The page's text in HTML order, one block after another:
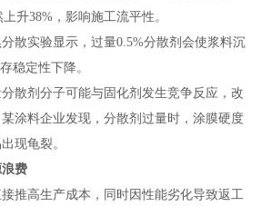
升38%，影响施工流平性。
实验显示，过量0.5%分散剂会使浆料沉
稳定性下降。
剂分子可能与固化剂发生竞争反应，改
涂料企业发现，分散剂过量时，涂膜硬度
现龟裂。
费
高生产成本，同时因性能劣化导致返工